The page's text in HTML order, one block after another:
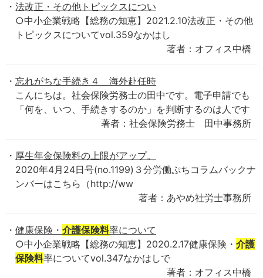
法改正・その他トピックスについ
○中小企業戦略【総務の知恵】2021.2.10法改正・その他
トピックスについてvol.359なかはし
著者：オフィス中橋
忘れがちな手続き４ 海外赴任時
こんにちは。社会保険労務士の田中です。電子申請でも
「何を、いつ、手続きするのか」を判断するのは人です
著者：社会保険労務士 田中事務所
厚生年金保険料の上限がアップ。
2020年4月24日号(no.1199)３分労働ぷちコラムバックナ
ンバーはこちら（http://ww
著者：あやめ社労士事務所
健康保険・ 介護保険料率について
○中小企業戦略【総務の知恵】2020.2.17健康保険・ 介護
保険料率についてvol.347なかはしで
著者：オフィス中橋